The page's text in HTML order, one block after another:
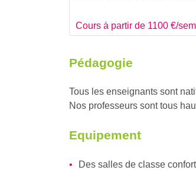
Cours à partir de 1100 €/sem
Pédagogie
Tous les enseignants sont
Nos professeurs sont tous
Equipement
Des salles de classe